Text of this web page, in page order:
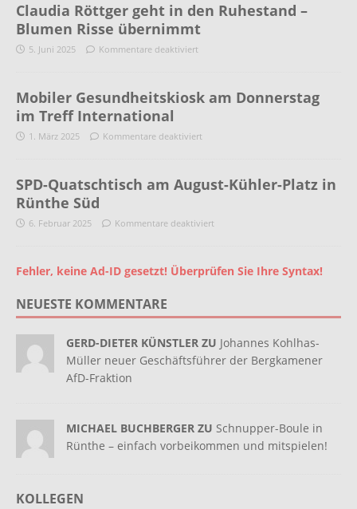
Claudia Röttger geht in den Ruhestand –
Blumen Risse übernimmt
5. Juni 2025 Kommentare deaktiviert
Mobiler Gesundheitskiosk am Donnerstag
im Treff International
1. März 2025 Kommentare deaktiviert
SPD-Quatschtisch am August-Kühler-Platz in
Rünthe Süd
6. Februar 2025 Kommentare deaktiviert
Fehler, keine Ad-ID gesetzt! Überprüfen Sie Ihre Syntax!
NEUESTE KOMMENTARE
GERD-DIETER KÜNSTLER ZU Johannes Kohlhas-
Müller neuer Geschäftsführer der Bergkamener
AfD-Fraktion
MICHAEL BUCHBERGER ZU Schnupper-Boule in
Rünthe – einfach vorbeikommen und mitspielen!
KOLLEGEN